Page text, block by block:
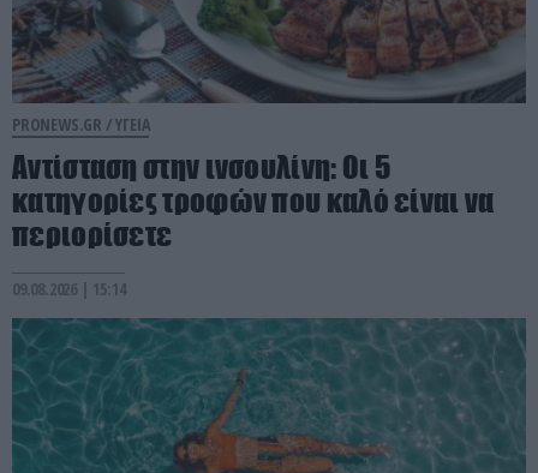
PRONEWS.GR /ΥΓΕΙΑ
Αντίσταση στην ινσουλίνη: Οι 5
κατηγορίες τροφών που καλό είναι να
περιορίσετε
09.08.2026 | 15:14